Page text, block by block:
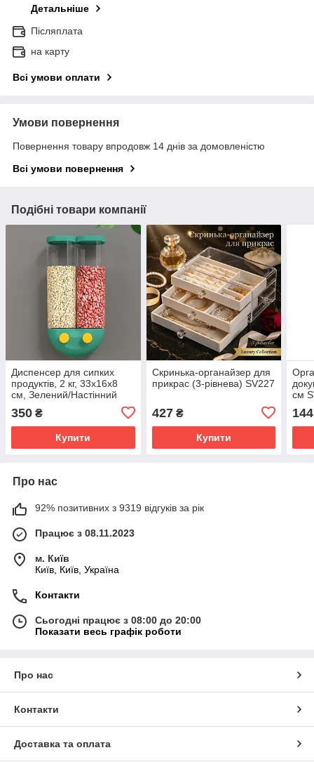
Детальніше
Післяплата
на карту
Всі умови оплати
Умови повернення
Повернення товару впродовж 14 днів за домовленістю
Всі умови повернення
Подібні товари компанії
Диспенсер для сипких
продуктів, 2 кг, 33х16х8
см, Зелений/Настінний
дозатором SV227
350 ₴
Купити
Скринька-органайзер для
прикрас (3-рівнева) SV227
427₴
Купити
см
144
Про нас
92% позитивних з 9319 відгуків за рік
Працює з 08.11.2023
м. Київ
Київ, Київ, Україна
Контакти
Сьогодні працює з 08:00 до 20:00
Показати весь графік роботи
Про нас
Контакти
Доставка та оплата